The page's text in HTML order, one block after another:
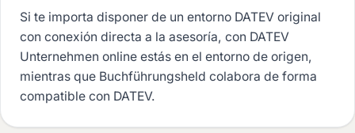
Si te importa disponer de un entorno DATEV original
con conexión directa a la asesoría, con DATEV
Unternehmen online estás en el entorno de origen,
mientras que Buchführungsheld colabora de forma
compatible con DATEV.